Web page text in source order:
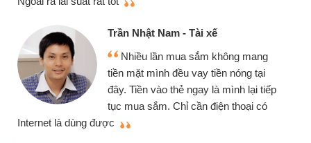
- Tài xế
mua sắm không mang
đều vay tiền nóng tại
thẻ ngay là mình lại tiếp
Chỉ cần điện thoại có
nhiều lúc cần
đến website qua
đã giải quyết